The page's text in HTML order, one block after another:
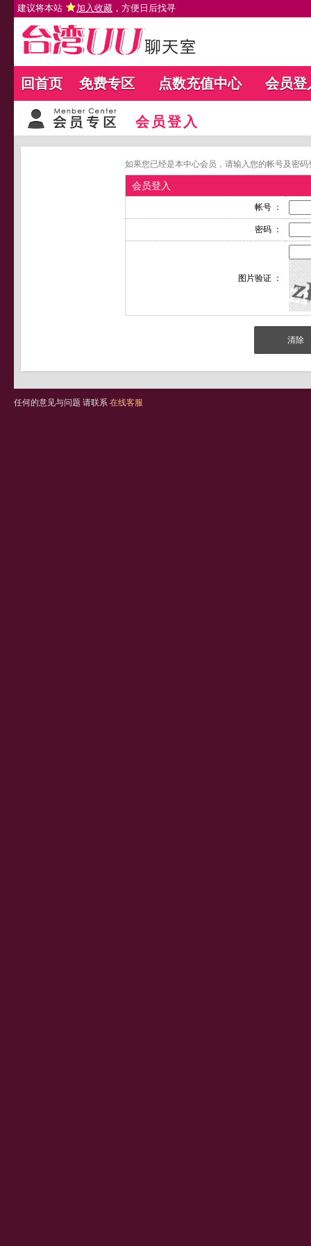
建议将本站 加入收藏 ，方便日后找寻
回首页 免费专区 点数充值中心 会员登
会员登入
如果您已经是本中心会员，请输入您的帐号及密
会员登入
帐号 ：
密码 ：
图片验证 ：
任何的意见与问题 请联系 在线客服